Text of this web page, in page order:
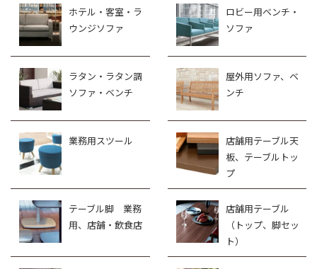
ホテル・客室・ラ
ウンジソファ
ロビー用ベンチ・
ソファ
ラタン・ラタン調
ソファ・ベンチ
屋外用ソファ、ベ
ンチ
業務用スツール
店舗用テーブル天
板、テーブルトッ
プ
テーブル脚 業務
用、店舗・飲食店
店舗用テーブル
（トップ、脚セッ
ト）